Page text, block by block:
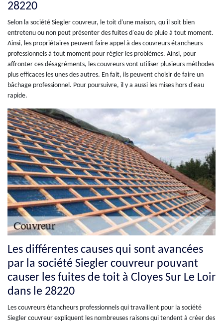
28220
Selon la société Siegler couvreur, le toit d'une maison, qu'il soit bien
entretenu ou non peut présenter des fuites d'eau de pluie à tout moment.
Ainsi, les propriétaires peuvent faire appel à des couvreurs étancheurs
professionnels à tout moment pour régler les problèmes. Ainsi, pour
affronter ces désagréments, les couvreurs vont utiliser plusieurs méthodes
plus efficaces les unes des autres. En fait, ils peuvent choisir de faire un
bâchage professionnel. Pour poursuivre, il y a aussi les mises hors d'eau
rapide.
Les différentes causes qui sont avancées
par la société Siegler couvreur pouvant
causer les fuites de toit à Cloyes Sur Le Loir
dans le 28220
Les couvreurs étancheurs professionnels qui travaillent pour la société
Siegler couvreur expliquent les nombreuses raisons qui tendent à créer des